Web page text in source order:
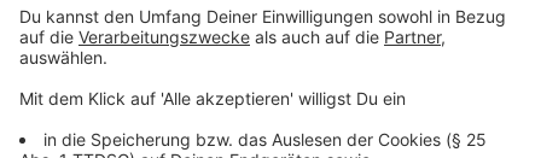
der gestrigen Neufassung der Coronavirus-
Testverordnung auf Bundesebene und der heutigen
Allgemeinverfügung des Landes sind wir vor Ort
tatsächlich wirklich handlungsfähig", so Schade.